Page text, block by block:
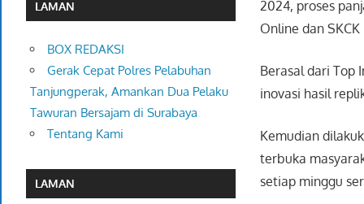
2024, proses
Online dan
Berasal dari Top
inovasi hasil
Kemudian
terbuka
setiap minggu
LAMAN
BOX REDAKSI
Gerak Cepat Polres Pelabuhan
Tanjungperak, Amankan Dua Pelaku
Tawuran Bersajam di Surabaya
Tentang Kami
LAMAN